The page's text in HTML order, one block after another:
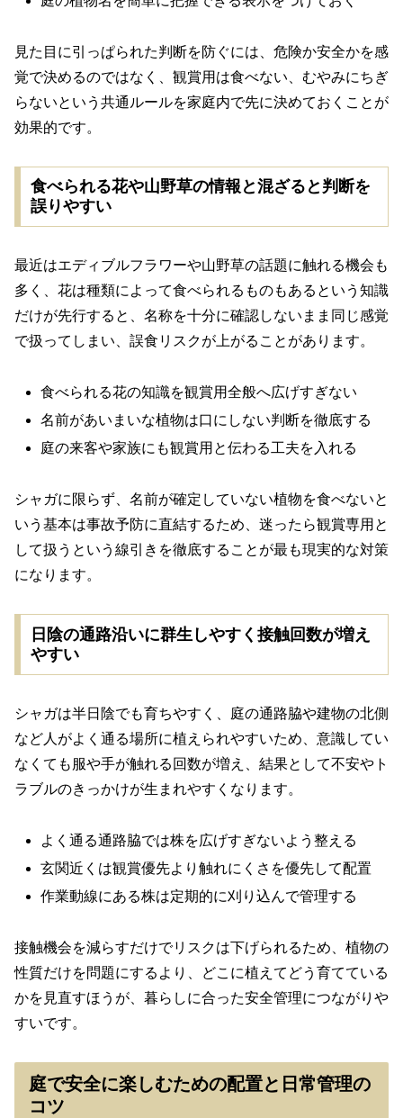
見た目に引っぱられた判断を防ぐには、危険か安全かを感
覚で決めるのではなく、観賞用は食べない、むやみにちぎ
らないという共通ルールを家庭内で先に決めておくことが
効果的です。
食べられる花や山野草の情報と混ざると判断を
誤りやすい
最近はエディブルフラワーや山野草の話題に触れる機会も
多く、花は種類によって食べられるものもあるという知識
だけが先行すると、名称を十分に確認しないまま同じ感覚
で扱ってしまい、誤食リスクが上がることがあります。
食べられる花の知識を観賞用全般へ広げすぎない
名前があいまいな植物は口にしない判断を徹底する
庭の来客や家族にも観賞用と伝わる工夫を入れる
シャガに限らず、名前が確定していない植物を食べないと
いう基本は事故予防に直結するため、迷ったら観賞専用と
して扱うという線引きを徹底することが最も現実的な対策
になります。
日陰の通路沿いに群生しやすく接触回数が増え
やすい
シャガは半日陰でも育ちやすく、庭の通路脇や建物の北側
など人がよく通る場所に植えられやすいため、意識してい
なくても服や手が触れる回数が増え、結果として不安やト
ラブルのきっかけが生まれやすくなります。
よく通る通路脇では株を広げすぎないよう整える
玄関近くは観賞優先より触れにくさを優先して配置
作業動線にある株は定期的に刈り込んで管理する
接触機会を減らすだけでリスクは下げられるため、植物の
性質だけを問題にするより、どこに植えてどう育てている
かを見直すほうが、暮らしに合った安全管理につながりや
すいです。
庭で安全に楽しむための配置と日常管理の
コツ